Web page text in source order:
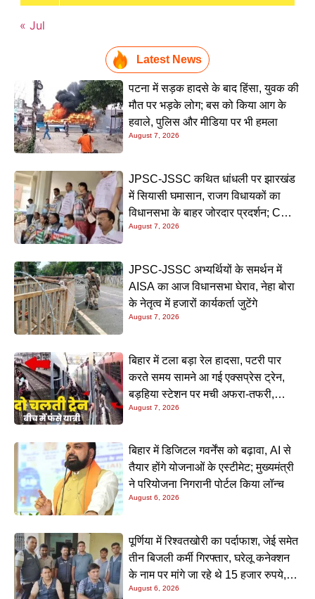
« Jul
Latest News
पटना में सड़क हादसे के बाद हिंसा, युवक की
मौत पर भड़के लोग; बस को किया आग के
हवाले, पुलिस और मीडिया पर भी हमला
August 7, 2026
JPSC-JSSC कथित धांधली पर झारखंड
में सियासी घमासान, राजग विधायकों का
विधानसभा के बाहर जोरदार प्रदर्शन; CM
हेमंत सोरेन के इस्तीफे की उठी मांग
August 7, 2026
JPSC-JSSC अभ्यर्थियों के समर्थन में
AISA का आज विधानसभा घेराव, नेहा बोरा
के नेतृत्व में हजारों कार्यकर्ता जुटेंगे
August 7, 2026
बिहार में टला बड़ा रेल हादसा, पटरी पार
करते समय सामने आ गई एक्सप्रेस ट्रेन,
बड़हिया स्टेशन पर मची अफरा-तफरी,
यात्रियों की लापरवाही आई सामने
August 7, 2026
बिहार में डिजिटल गवर्नेंस को बढ़ावा, AI से
तैयार होंगे योजनाओं के एस्टीमेट; मुख्यमंत्री
ने परियोजना निगरानी पोर्टल किया लॉन्च
August 6, 2026
पूर्णिया में रिश्वतखोरी का पर्दाफाश, जेई समेत
तीन बिजली कर्मी गिरफ्तार, घरेलू कनेक्शन
के नाम पर मांगे जा रहे थे 15 हजार रुपये,
निगरानी टीम ने रंगे हाथ पकड़ा
August 6, 2026